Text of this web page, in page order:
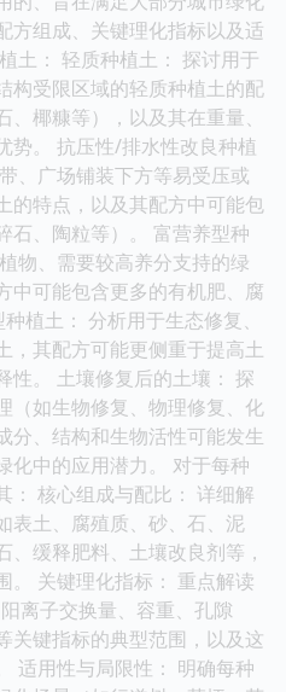
方组成、关键理化指标以及适
土： 轻质种植土： 探讨用于
构受限区域的轻质种植土的配
椰糠等），以及其在重量、
势。 抗压性/排水性改良种植
、广场铺装下方等易受压或
的特点，以及其配方中可能包
石、陶粒等）。 富营养型种
物、需要较高养分支持的绿
中可能包含更多的有机肥、腐
植土： 分析用于生态修复、
，其配方可能更侧重于提高土
性。 土壤修复后的土壤： 探
（如生物修复、物理修复、化
分、结构和生物活性可能发生
化中的应用潜力。 对于每种
： 核心组成与配比： 详细解
表土、腐殖质、砂、石、泥
、缓释肥料、土壤改良剂等，
。 关键理化指标： 重点解读
离子交换量、容重、孔隙
关键指标的典型范围，以及这
适用性与局限性： 明确每种